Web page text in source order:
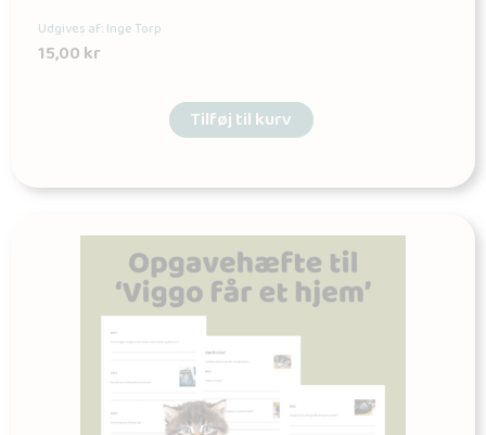
Udgives af: Inge Torp
15,00kr
Tilføj til kurv